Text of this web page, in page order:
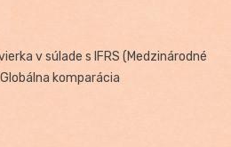
v súlade s IFRS (Medzinárodné
komparácia